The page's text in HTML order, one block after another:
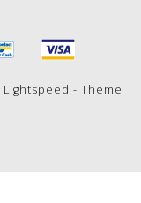
Lightspeed - Theme